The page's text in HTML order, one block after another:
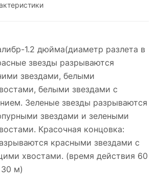
1.2 дюйма(диаметр разлета в
звезды разрываются
звездами, белыми
белыми звездами с
Зеленые звезды разрываются
звездами и зелеными
Красочная концовка:
красными звездами с
хвостами. (время действия 60
м)